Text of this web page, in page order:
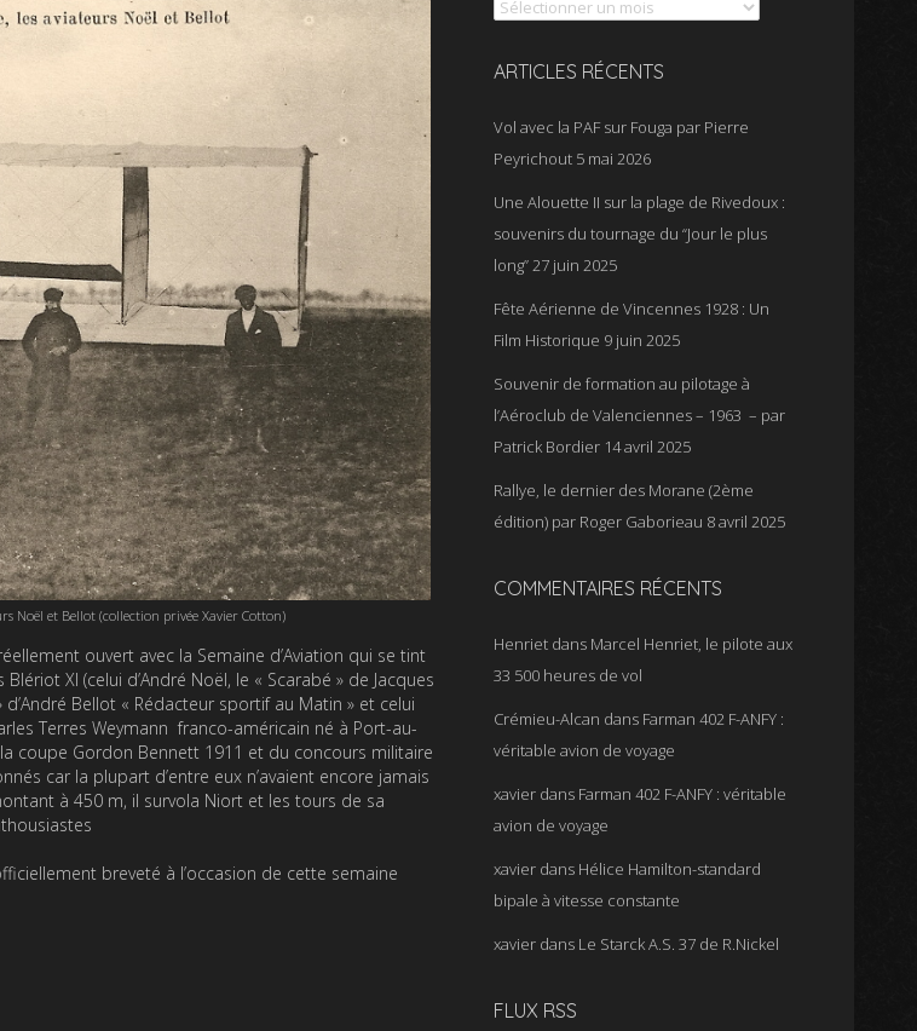
Noël et Bellot (collection privée Xavier Cotton)
ouvert avec la Semaine d’Aviation qui se tint
XI (celui d’André Noël, le « Scarabé » de Jacques
d’André Bellot « Rédacteur sportif au Matin » et celui
Terres Weymann franco-américain né à Port-au-
coupe Gordon Bennett 1911 et du concours militaire
car la plupart d’entre eux n’avaient encore jamais
à 450 m, il survola Niort et les tours de sa
breveté à l’occasion de cette semaine
ARTICLES RÉCENTS
Vol avec la PAF sur Fouga par Pierre
Peyrichout 5 mai 2026
Une Alouette II sur la plage de Rivedoux :
souvenirs du tournage du “Jour le plus
long”27 juin 2025
Fête Aérienne de Vincennes 1928 : Un
Film Historique 9 juin 2025
Souvenir de formation au pilotage à
l’Aéroclub de Valenciennes – 1963 – par
Patrick Bordier 14 avril 2025
Rallye, le dernier des Morane (2ème
édition) par Roger Gaborieau 8 avril 2025
COMMENTAIRES RÉCENTS
Henriet dans Marcel Henriet, le pilote aux
33 500 heures de vol
Crémieu-Alcan dans Farman 402 F-ANFY :
véritable avion de voyage
xavier dans Farman 402 F-ANFY : véritable
avion de voyage
xavier dans Hélice Hamilton-standard
bipale à vitesse constante
xavier dans Le Starck A.S. 37 de R.Nickel
FLUX RSS